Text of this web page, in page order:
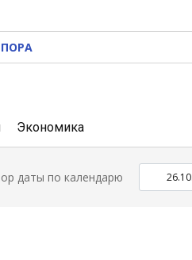
Экономика
даты по календарю